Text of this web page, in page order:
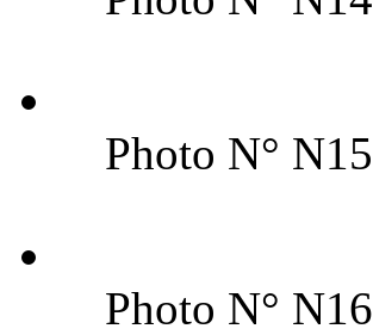
Photo N° N15
Photo N° N16